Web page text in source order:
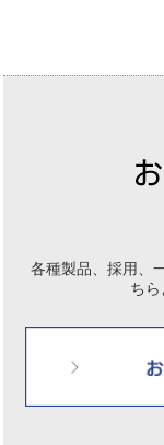
各種製品、採用、
ちら